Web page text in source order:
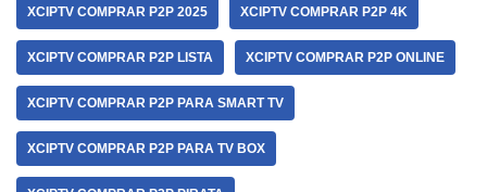
XCIPTV COMPRAR P2P 2025 XCIPTV COMPRAR P2P 4K
XCIPTV COMPRAR P2P LISTA XCIPTV COMPRAR P2P ONLINE
XCIPTV COMPRAR P2P PARA SMART TV
XCIPTV COMPRAR P2P PARA TV BOX